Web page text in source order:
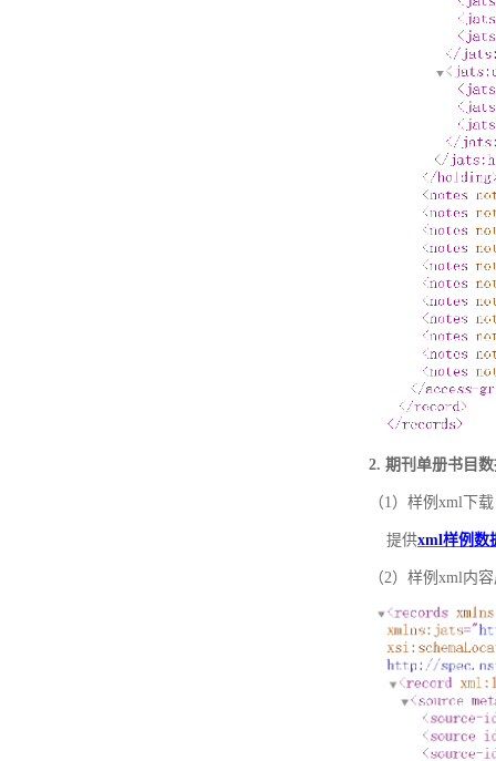
2. 期刊单册书目
（1）样例xml下载
提供xml样例数
（2）样例xml内